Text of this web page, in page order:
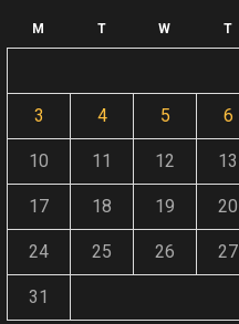
M T W T
3 4 5 6
10 11 12 13
17 18 19 20
24 25 26 27
31